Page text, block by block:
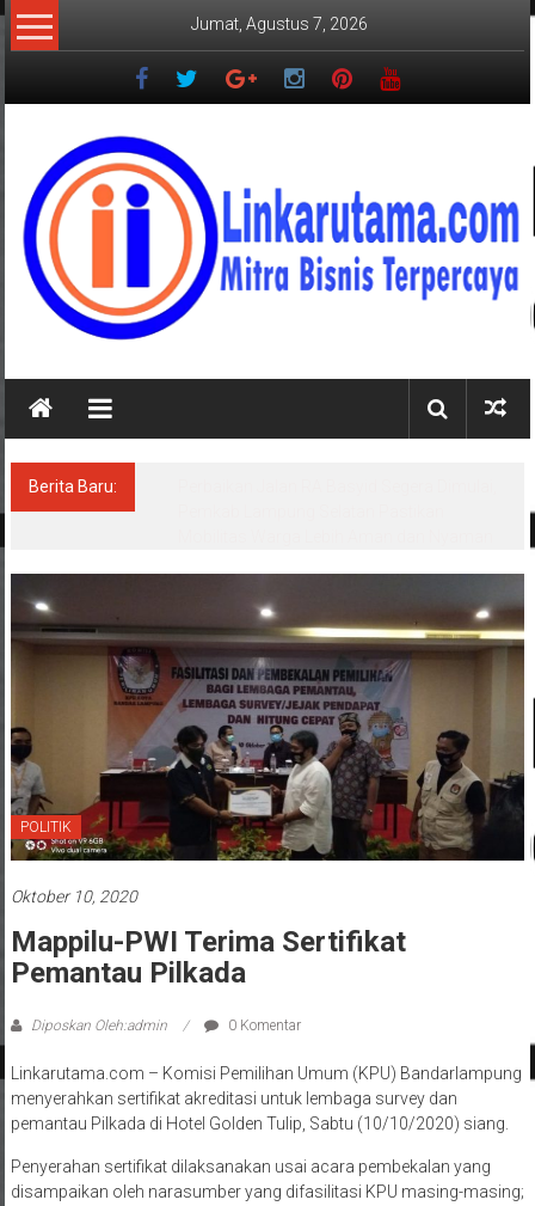
Lompat
ke
Jumat, Agustus 7, 2026
LINKARUTAMA.COM
Mitra
Terpercaya
Berita Baru:
POLITIK
Oktober 10, 2020
Mappilu-PWI Terima Sertifikat
Pemantau Pilkada
Diposkan Oleh:admin 0 Komentar
Linkarutama.com – Komisi Pemilihan Umum (KPU) Bandarlampung
menyerahkan sertifikat akreditasi untuk lembaga survey dan
pemantau Pilkada di Hotel Golden Tulip, Sabtu (10/10/2020) siang.
Penyerahan sertifikat dilaksanakan usai acara pembekalan yang
disampaikan oleh narasumber yang difasilitasi KPU masing-masing;